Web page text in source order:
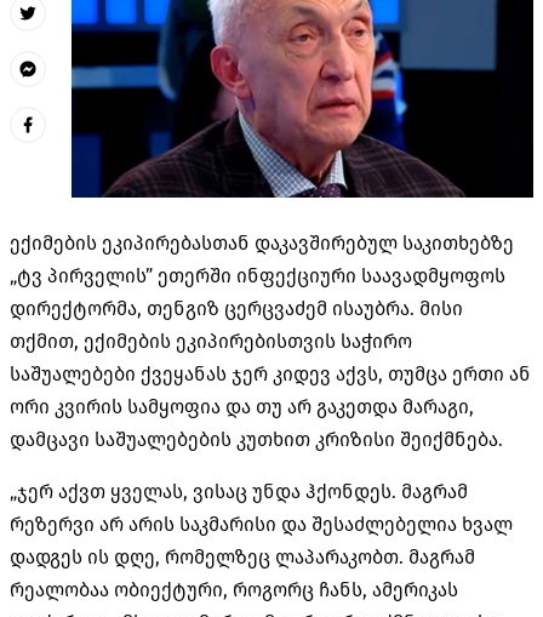
ექიმების ეკიპირებასთან დაკავშირებულ საკითხებზე
„ტვ პირველის” ეთერში ინფექციური საავადმყოფოს
დირექტორმა, თენგიზ ცერცვაძემ ისაუბრა. მისი
თქმით, ექიმების ეკიპირებისთვის საჭირო
საშუალებები ქვეყანას ჯერ კიდევ აქვს, თუმცა ერთი ან
ორი კვირის სამყოფია და თუ არ გაკეთდა მარაგი,
დამცავი საშუალებების კუთხით კრიზისი შეიქმნება.
„ჯერ აქვთ ყველას, ვისაც უნდა ჰქონდეს. მაგრამ
რეზერვი არ არის საკმარისი და შესაძლებელია ხვალ
დადგეს ის დღე, რომელზეც ლაპარაკობთ. მაგრამ
რეალობაა ობიექტური, როგორც ჩანს, ამერიკას